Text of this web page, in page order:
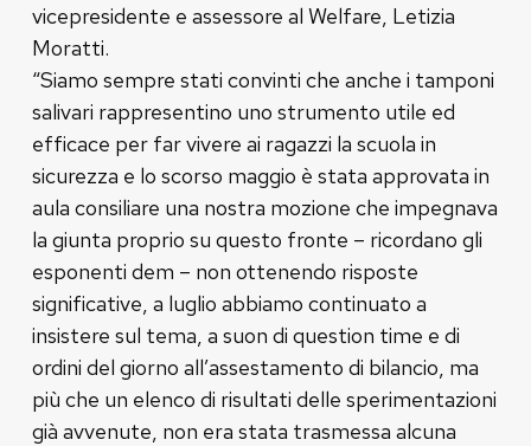
vicepresidente e assessore al Welfare, Letizia
Moratti.
“Siamo sempre stati convinti che anche i tamponi
salivari rappresentino uno strumento utile ed
efficace per far vivere ai ragazzi la scuola in
sicurezza e lo scorso maggio è stata approvata in
aula consiliare una nostra mozione che impegnava
la giunta proprio su questo fronte – ricordano gli
esponenti dem – non ottenendo risposte
significative, a luglio abbiamo continuato a
insistere sul tema, a suon di question time e di
ordini del giorno all’assestamento di bilancio, ma
più che un elenco di risultati delle sperimentazioni
già avvenute, non era stata trasmessa alcuna